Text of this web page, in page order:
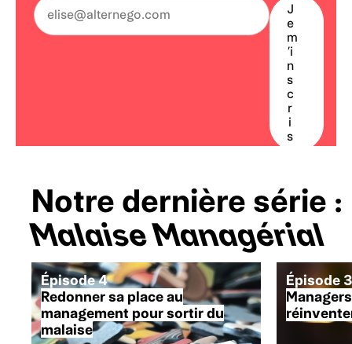
J
e
m
’i
n
s
c
r
i
s
r
r
w
l
Notre dernière série :
Malaise Managérial
Épisode 4
Redonner sa place au
management pour sortir du
malaise
Épisode 3